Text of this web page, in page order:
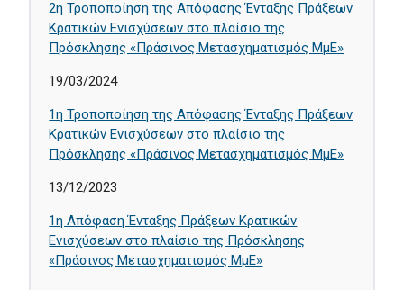
2η Τροποποίηση της Απόφασης Ένταξης Πράξεων
Κρατικών Ενισχύσεων στο πλαίσιο της
Πρόσκλησης «Πράσινος Μετασχηματισμός ΜμΕ»
19/03/2024
1η Τροποποίηση της Απόφασης Ένταξης Πράξεων
Κρατικών Ενισχύσεων στο πλαίσιο της
Πρόσκλησης «Πράσινος Μετασχηματισμός ΜμΕ»
13/12/2023
1η Απόφαση Ένταξης Πράξεων Κρατικών
Ενισχύσεων στο πλαίσιο της Πρόσκλησης
«Πράσινος Μετασχηματισμός ΜμΕ»